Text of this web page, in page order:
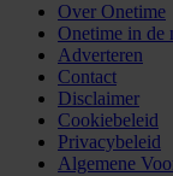
Over Onetime
Onetime in de
Adverteren
Contact
Disclaimer
Cookiebeleid
Privacybeleid
Algemene